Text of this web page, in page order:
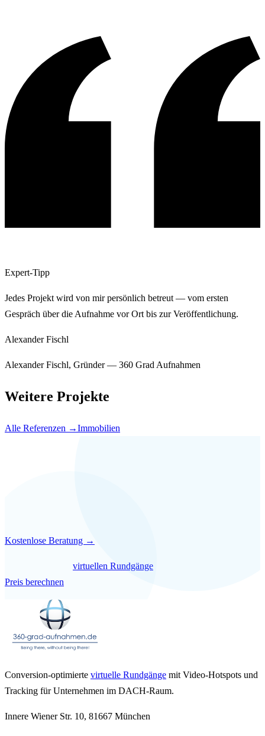
Expert-Tipp
Jedes Projekt wird von mir persönlich betreut — vom ersten
Gespräch über die Aufnahme vor Ort bis zur Veröffentlichung.
Alexander Fischl
Alexander Fischl, Gründer — 360 Grad Aufnahmen
Weitere Projekte
Alle Referenzen →Immobilien
Kostenlose Beratung →
virtuellen Rundgänge
Preis berechnen
Conversion-optimierte virtuelle Rundgänge mit Video-Hotspots und
Tracking für Unternehmen im DACH-Raum.
Innere Wiener Str. 10, 81667 München